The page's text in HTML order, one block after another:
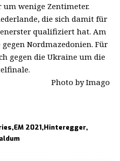
wenige Zentimeter.
die sich damit für
qualifiziert hat. Am
Nordmazedonien. Für
gegen die Ukraine um die
Photo by Imago
EM 2021 Hinteregger